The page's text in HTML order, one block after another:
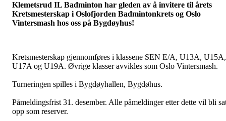
Klemetsrud IL Badminton har gleden av å invitere til årets
Kretsmesterskap i Oslofjorden Badmintonkrets og Oslo
Vintersmash hos oss på Bygdøyhus!
Kretsmesterskap gjennomføres i klassene SEN E/A, U13A, U15A,
U17A og U19A. Øvrige klasser avvikles som Oslo Vintersmash.
Turneringen spilles i Bygdøyhallen, Bygdøhus.
Påmeldingsfrist 31. desember. Alle påmeldinger etter dette vil bli
opp som reserver.